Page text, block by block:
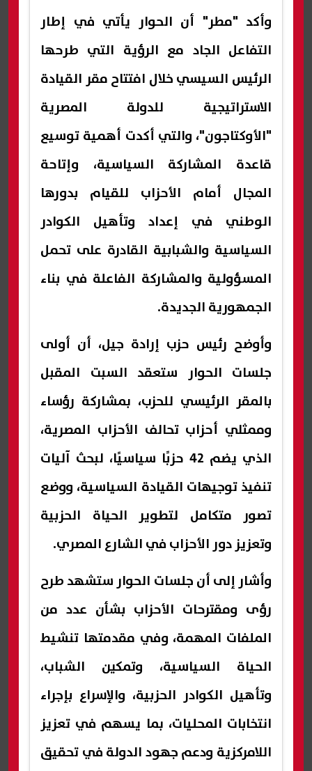
وأكد "مطر" أن الحوار يأتي في إطار
التفاعل الجاد مع الرؤية التي طرحها
الرئيس السيسي خلال افتتاح مقر القيادة
الاستراتيجية للدولة المصرية
"الأوكتاجون"، والتي أكدت أهمية توسيع
قاعدة المشاركة السياسية، وإتاحة
المجال أمام الأحزاب للقيام بدورها
الوطني في إعداد وتأهيل الكوادر
السياسية والشبابية القادرة على تحمل
المسؤولية والمشاركة الفاعلة في بناء
الجمهورية الجديدة.
وأوضح رئيس حزب إرادة جيل، أن أولى
جلسات الحوار ستعقد السبت المقبل
بالمقر الرئيسي للحزب، بمشاركة رؤساء
وممثلي أحزاب تحالف الأحزاب المصرية،
الذي يضم 42 حزبًا سياسيًا، لبحث آليات
تنفيذ توجيهات القيادة السياسية، ووضع
تصور متكامل لتطوير الحياة الحزبية
وتعزيز دور الأحزاب في الشارع المصري.
وأشار إلى أن جلسات الحوار ستشهد طرح
رؤى ومقترحات الأحزاب بشأن عدد من
الملفات المهمة، وفي مقدمتها تنشيط
الحياة السياسية، وتمكين الشباب،
وتأهيل الكوادر الحزبية، والإسراع بإجراء
انتخابات المحليات، بما يسهم في تعزيز
اللامركزية ودعم جهود الدولة في تحقيق